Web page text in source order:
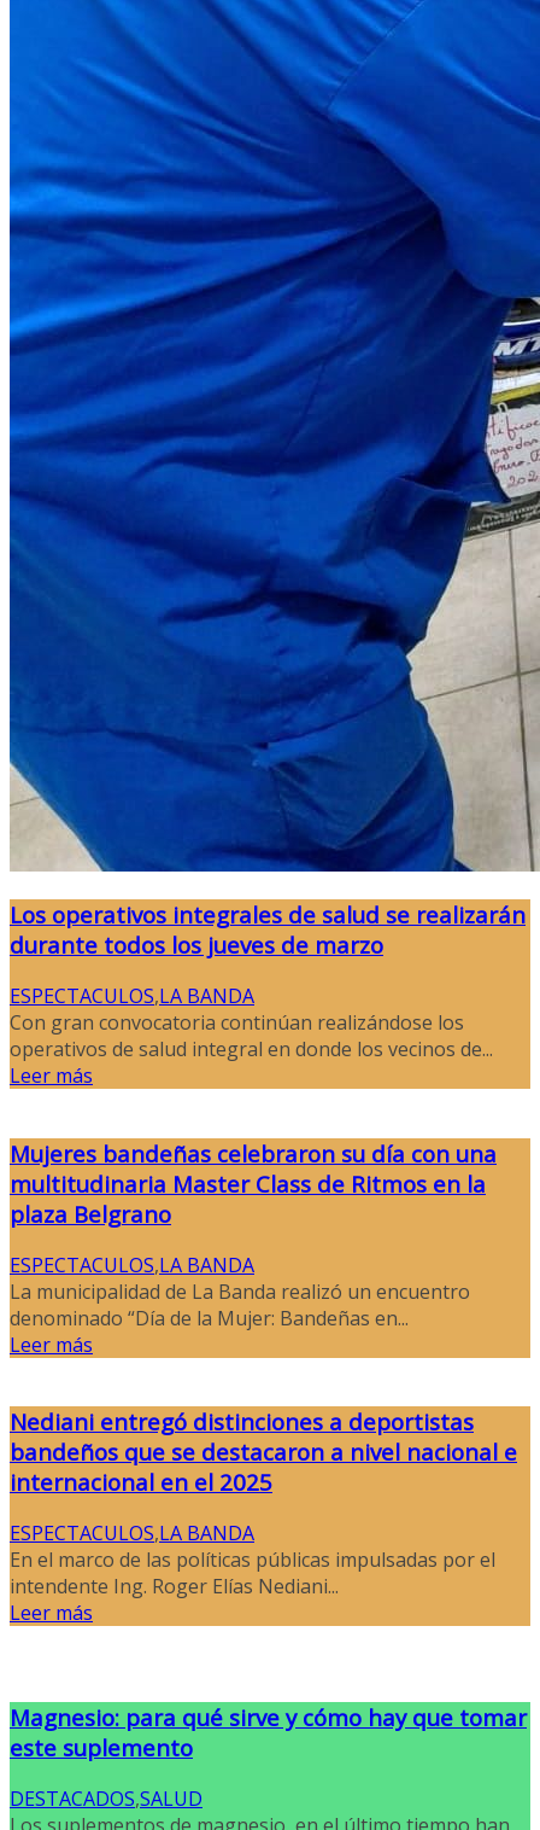
Los operativos integrales de salud se realizarán
durante todos los jueves de marzo
ESPECTACULOS,LA BANDA
Con gran convocatoria continúan realizándose los
operativos de salud integral en donde los vecinos de...
Leer más
Mujeres bandeñas celebraron su día con una
multitudinaria Master Class de Ritmos en la
plaza Belgrano
ESPECTACULOS,LA BANDA
La municipalidad de La Banda realizó un encuentro
denominado “Día de la Mujer: Bandeñas en...
Leer más
Nediani entregó distinciones a deportistas
bandeños que se destacaron a nivel nacional e
internacional en el 2025
ESPECTACULOS,LA BANDA
En el marco de las políticas públicas impulsadas por el
intendente Ing. Roger Elías Nediani...
Leer más
Magnesio: para qué sirve y cómo hay que tomar
este suplemento
DESTACADOS,SALUD
Los suplementos de magnesio, en el último tiempo han